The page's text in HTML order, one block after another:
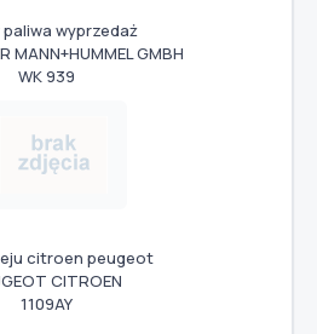
wyprzedaż
MANN+HUMMEL GMBH
WK 939
citroen peugeot
CITROEN
1109AY